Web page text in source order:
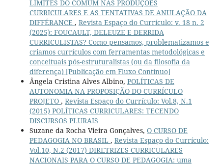
LIMITES DO COMUM NAS PRODUÇÕES
CURRICULARES E AS TENTATIVAS DE ANULAÇÃO DA
DIFFÉRANCE , Revista Espaço do Currículo: v. 18 n. 2
(2025): FOUCAULT, DELEUZE E DERRIDA
CURRICULISTAS? Como pensamos, problematizamos e
criamos currículos com ferramentas metodológicas e
conceituais pós-estruturalistas (ou da filosofia da
diferença) [Publicação em Fluxo Contínuo]
Ângela Cristina Alves Albino, POLÍTICAS DE
AUTONOMIA NA PROPOSIÇÃO DO CURRÍCULO
PROJETO , Revista Espaço do Currículo: Vol.8, N.1
(2015) POLÍTICAS CURRICULARES: TECENDO
DISCURSOS PLURAIS
Suzane da Rocha Vieira Gonçalves, O CURSO DE
PEDAGOGIA NO BRASIL , Revista Espaço do Currículo:
Vol.10, N.2 (2017) DIRETRIZES CURRICULARES
NACIONAIS PARA O CURSO DE PEDAGOGIA: uma